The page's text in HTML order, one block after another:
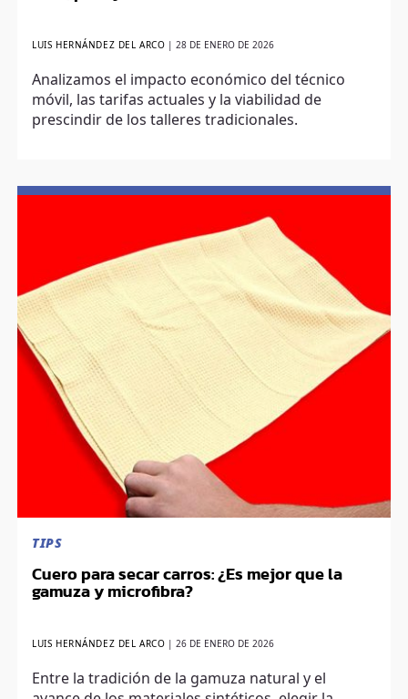
LUIS HERNÁNDEZ DEL ARCO |28 DE ENERO DE 2026
Analizamos el impacto económico del técnico
móvil, las tarifas actuales y la viabilidad de
prescindir de los talleres tradicionales.
TIPS
Cuero para secar carros: ¿Es mejor que la
gamuza y microfibra?
LUIS HERNÁNDEZ DEL ARCO |26 DE ENERO DE 2026
Entre la tradición de la gamuza natural y el